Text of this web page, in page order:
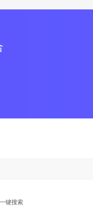
键搜索